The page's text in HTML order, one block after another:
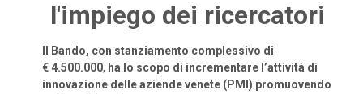
l'impiego dei ricercatori
Il Bando, con stanziamento complessivo di
€ 4.500.000, ha lo scopo di incrementare l’attività di
innovazione delle aziende venete (PMI) promuovendo